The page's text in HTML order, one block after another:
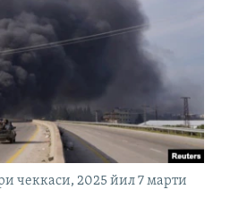
чеккаси, 2025 йил 7 марти